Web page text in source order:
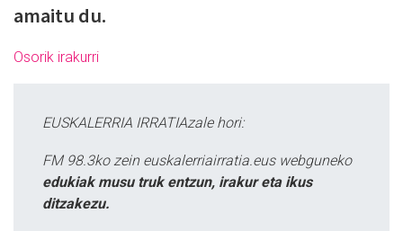
amaitu du.
Osorik irakurri
EUSKALERRIA IRRATIAzale hori:
FM 98.3ko zein euskalerriairratia.eus webguneko
edukiak musu truk entzun, irakur eta ikus
ditzakezu.